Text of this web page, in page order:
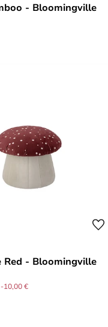
- Bloomingville
Red - Bloomingville
-10,00 €